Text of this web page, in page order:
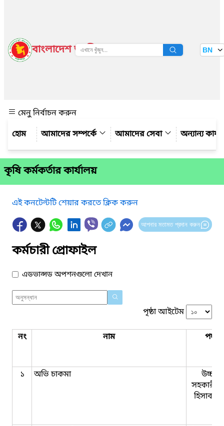
বাংলাদেশ জাতীয় তথ্য বাতায়ন BN
মেনু নির্বাচন করুন
আমাদের সম্পর্কে
আমাদের সেবা অন্যান্য
কৃষি কর্মকর্তার কার্যালয়
এই কনটেন্টটি শেয়ার করতে ক্লিক করুন
আপনার মতামত প্রদান করুন
কর্মচারী প্রোফাইল
এডভান্সড অপশনগুলো দেখান
পৃষ্ঠা আইটেম
নং নাম পদবি
১ অভি চাকমা
সহকারী
হিসাব